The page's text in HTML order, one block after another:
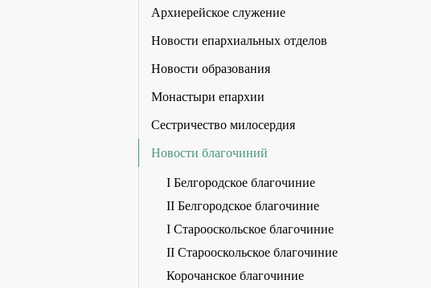
Архиерейское служение
Новости епархиальных отделов
Новости образования
Монастыри епархии
Сестричество милосердия
Новости благочиний
I Белгородское благочиние
II Белгородское благочиние
I Старооскольское благочиние
II Старооскольское благочиние
Корочанское благочиние